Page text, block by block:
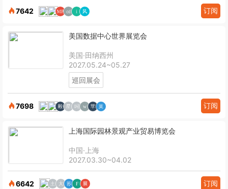
7642 订阅
美国数据中心世界展览会
美国·田纳西州
2027.05.24~05.27
巡回展会
7698 订阅
上海国际园林景观产业贸易博览会
中国·上海
2027.03.30~04.02
6642 订阅